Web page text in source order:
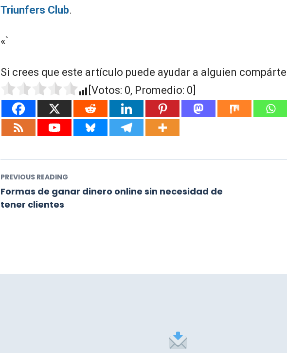
Triunfers Club.
«`
Si crees que este artículo puede ayudar a alguien
[Votos: 0, Promedio: 0
PREVIOUS READING
Formas de ganar dinero online sin necesidad de
tener clientes